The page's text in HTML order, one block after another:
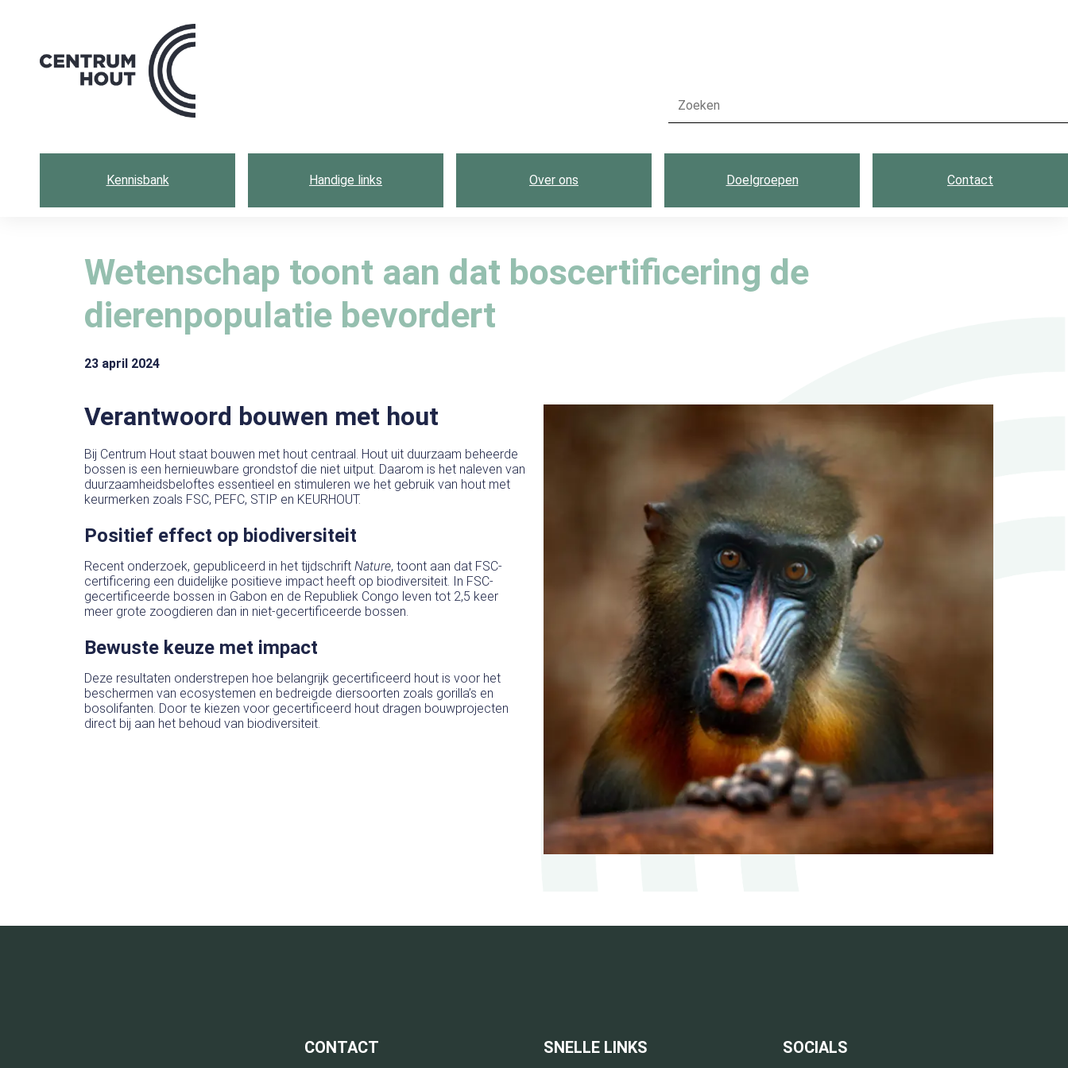
Centrum
hout
Kennisbank Handige links Over ons Doelgroepen Contact
Wetenschap toont aan dat boscertificering de
dierenpopulatie bevordert
23 april 2024
Verantwoord bouwen met hout
Bij Centrum Hout staat bouwen met hout centraal. Hout uit duurzaam beheerde
bossen is een hernieuwbare grondstof die niet uitput. Daarom is het naleven van
duurzaamheidsbeloftes essentieel en stimuleren we het gebruik van hout met
keurmerken zoals FSC, PEFC, STIP en KEURHOUT.
Positief effect op biodiversiteit
Recent onderzoek, gepubliceerd in het tijdschrift Nature, toont aan dat FSC-
certificering een duidelijke positieve impact heeft op biodiversiteit. In FSC-
gecertificeerde bossen in Gabon en de Republiek Congo leven tot 2,5 keer
meer grote zoogdieren dan in niet-gecertificeerde bossen.
Bewuste keuze met impact
Deze resultaten onderstrepen hoe belangrijk gecertificeerd hout is voor het
beschermen van ecosystemen en bedreigde diersoorten zoals gorilla’s en
bosolifanten. Door te kiezen voor gecertificeerd hout dragen bouwprojecten
direct bij aan het behoud van biodiversiteit.
CONTACT SNELLE LINKS SOCIALS